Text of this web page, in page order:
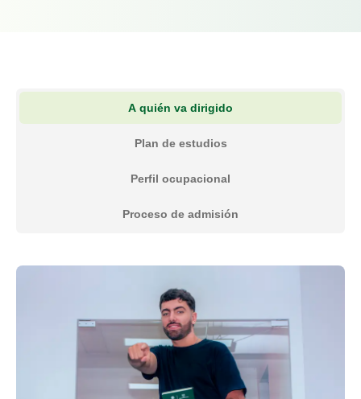
A quién va dirigido
Plan de estudios
Perfil ocupacional
Proceso de admisión